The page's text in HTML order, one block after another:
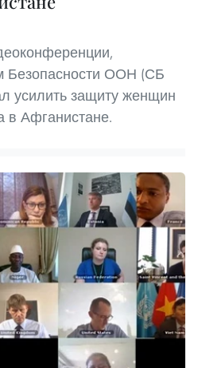
Безопасности ООН (СБ
усилить защиту женщин
в Афганистане.